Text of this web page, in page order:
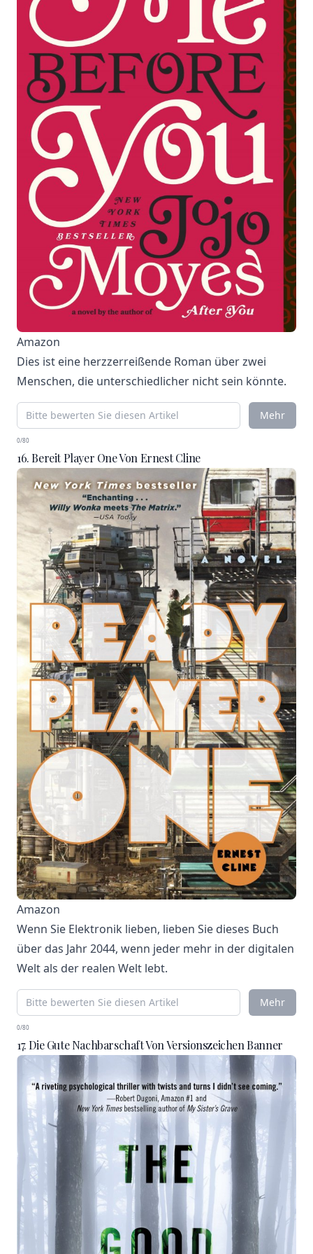
Amazon
Dies ist eine herzzerreißende Roman über zwei
Menschen, die unterschiedlicher nicht sein könnte.
Mehr
0/80
16. Bereit Player One Von Ernest Cline
Amazon
Wenn Sie Elektronik lieben, lieben Sie dieses Buch
über das Jahr 2044, wenn jeder mehr in der digitalen
Welt als der realen Welt lebt.
Mehr
0/80
17. Die Gute Nachbarschaft Von Versionszeichen Banner